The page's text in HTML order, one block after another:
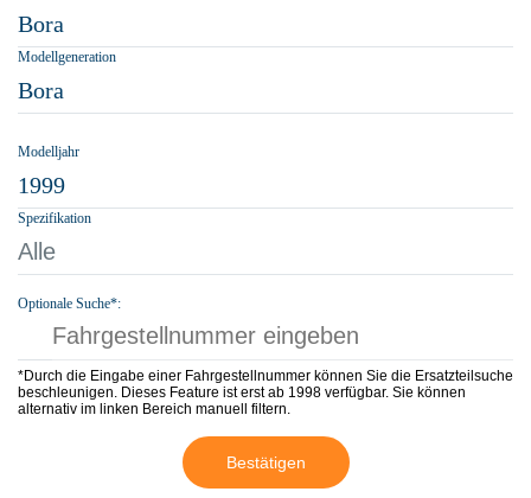
Bora
Modellgeneration
Bora
Modelljahr
1999
Spezifikation
Alle
Optionale Suche*:
*Durch die Eingabe einer Fahrgestellnummer können Sie die Ersatzteilsuche
beschleunigen. Dieses Feature ist erst ab 1998 verfügbar. Sie können
alternativ im linken Bereich manuell filtern.
Bestätigen